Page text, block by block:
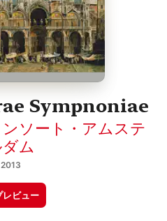
Sympnoniae
ソート・アムステ
ム
2013
レビュー